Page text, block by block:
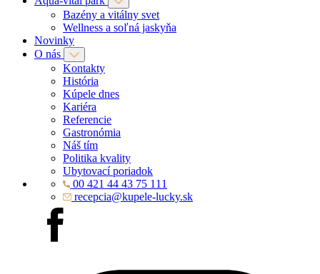
Bazény a vitálny svet
Wellness a soľná jaskyňa
Novinky
O nás
Kontakty
História
Kúpele dnes
Kariéra
Referencie
Gastronómia
Náš tím
Politika kvality
Ubytovací poriadok
00 421 44 43 75 111
recepcia@kupele-lucky.sk